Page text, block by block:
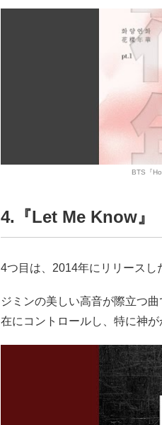
BTS『
4.『Let Me Know』
4つ目は、2014年にリリースし
ジミンの美しい高音が際立つ
在にコントロールし、特に神